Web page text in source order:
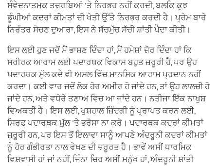
ਸੰਵੇਦਨਾਤਮਕ ਤਜ਼ਰਬਿਆਂ 'ਤੇ ਨਿਰਭਰ ਨਹੀਂ ਕਰਦੀ, ਬਲਕਿ ਕੁਝ
ਡੂੰਘੀਆਂ ਕਦਰਾਂ ਕੀਮਤਾਂ ਦੀ ਖੇਤੀ ਉੱਤੇ ਨਿਰਭਰ ਕਰਦੀ ਹੈ। ਪ੍ਰੇਮ ਬਾਰੇ
ਨਿਰੰਤਰ ਸੋਚਣ ਦੁਆਰਾ, ਇਸ ਨੇ ਸੱਚਮੁੱਚ ਸੱਚੀ ਸ਼ਾਂਤੀ ਪੈਦਾ ਕੀਤੀ।
ਇਸ ਲਈ ਹੁਣ ਜਦੋਂ ਮੈਂ ਭਾਸ਼ਣ ਦਿੰਦਾ ਹਾਂ, ਮੈਂ ਹਮੇਸ਼ਾਂ ਜ਼ੋਰ ਦਿੰਦਾ ਹਾਂ ਕਿ
ਸਰੀਰਕ ਆਰਾਮ ਲਈ ਪਦਾਰਥਕ ਵਿਕਾਸ ਬਹੁਤ ਜ਼ਰੂਰੀ ਹੈ, ਪਰ ਉਹ
ਪਦਾਰਥਕ ਮੁੱਲ ਕਦੇ ਵੀ ਅਸਲ ਵਿੱਚ ਮਾਨਸਿਕ ਆਰਾਮ ਪ੍ਰਦਾਨ ਨਹੀਂ
ਕਰਦਾ। ਕਈ ਵਾਰ ਜਦੋਂ ਲੋਕ ਹੋਰ ਅਮੀਰ ਹੋ ਜਾਂਦੇ ਹਨ, ਤਾਂ ਉਹ ਲਾਲਚੀ ਹੋ
ਜਾਂਦੇ ਹਨ, ਅਤੇ ਵਧੇਰੇ ਤਣਾਅ ਵਿਚ ਆ ਜਾਂਦੇ ਹਨ। ਨਤੀਜਾ ਇੱਕ ਨਾਖੁਸ਼
ਵਿਅਕਤੀ ਹੈ। ਇਸ ਲਈ, ਖੁਸ਼ਹਾਲ ਜ਼ਿੰਦਗੀ ਨੂੰ ਪ੍ਰਾਪਤ ਕਰਨ ਲਈ,
ਸਿਰਫ ਪਦਾਰਥਕ ਮੁੱਲ 'ਤੇ ਭਰੋਸਾ ਨਾ ਕਰੋ। ਪਦਾਰਥਕ ਕਦਰਾਂ ਕੀਮਤਾਂ
ਜ਼ਰੂਰੀ ਹਨ, ਪਰ ਇਸ ਤੋਂ ਇਲਾਵਾ ਸਾਨੂੰ ਆਪਣੇ ਅੰਦਰੂਨੀ ਕਦਰਾਂ ਕੀਮਤਾਂ
ਨੂੰ ਹੋਰ ਗੰਭੀਰਤਾ ਨਾਲ ਵੇਖਣ ਦੀ ਜ਼ਰੂਰਤ ਹੈ। ਭਾਵੇਂ ਅਸੀਂ ਧਾਰਮਿਕ
ਵਿਸ਼ਵਾਸੀ ਹਾਂ ਜਾਂ ਨਹੀਂ, ਜਿੰਨਾ ਚਿਰ ਅਸੀਂ ਮਨੁੱਖ ਹਾਂ, ਅੰਦਰੂਨੀ ਸ਼ਾਂਤੀ